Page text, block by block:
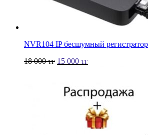
NVR104 IP бесшумный
18 000тг 15 000 тг